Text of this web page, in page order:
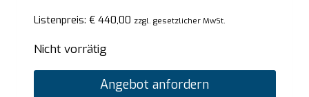
Listenpreis: €440,00 zzgl. gesetzlicher MwSt.
Nicht vorrätig
Angebot anfordern